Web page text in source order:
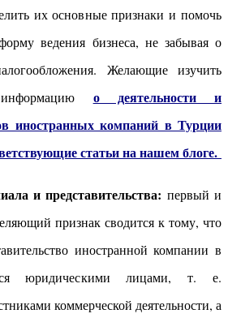
их основные признаки и помочь
ведения бизнеса, не забывая о
Желающие изучить
о деятельности и
иностранных компаний в Турции
статьи на нашем блоге.
и представительства: первый и
признак сводится к тому, что
иностранной компании в
юридическими лицами, т. е.
коммерческой деятельности, а